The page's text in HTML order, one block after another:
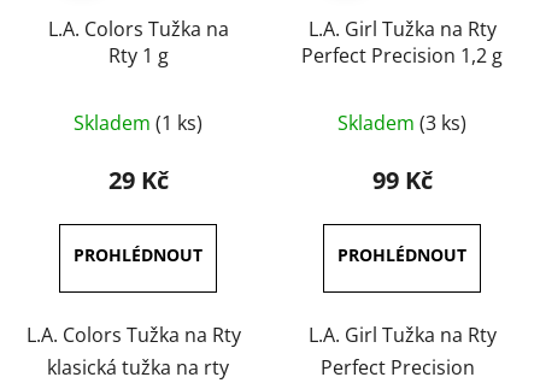
L.A. Colors Tužka na
Rty 1 g
hodnocení
produktu
4,0
z
5
hvězdiček.
Skladem (1 ks)
29 Kč
L.A. Colors Tužka na Rty
klasická tužka na rty
L.A. Girl Tužka na Rty
Perfect Precision 1,2 g
hodnocení
produktu
5,0
z
5
hvězdiček.
Skladem (3 ks)
99 Kč
L.A. Girl Tužka na Rty
Perfect Precision